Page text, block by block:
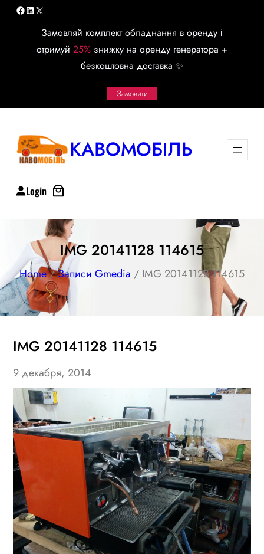
Перейти
содержимому
Facebook
LinkedIn
X
Замовляй комплект обладнання в оренду і
отримуй 25% знижку на оренду генератора +
безкоштовна доставка ✨
Замовити
КАВОМОБІЛЬ
Login
IMG 20141128 114615
Home/Записи Gmedia / IMG 20141128 114615
IMG 20141128 114615
9 декабря, 2014